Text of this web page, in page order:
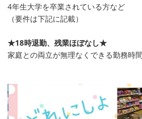
4年生大学を卒業されている方など
（要件は下記に記載）
★18時退勤、残業ほぼなし★
家庭との両立が無理なくできる勤務時間